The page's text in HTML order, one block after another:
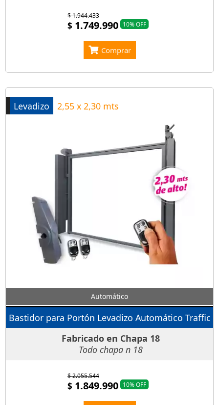
$ 1.749.990
$ 1.944.433
10% OFF
Comprar
Automático
Bastidor para Portón Levadizo Automático Traffic
Fabricado en Chapa 18
Todo chapa n 18
Levadizo 2,55 x 2,30 mts
$ 1.849.990
$ 2.055.544
10% OFF